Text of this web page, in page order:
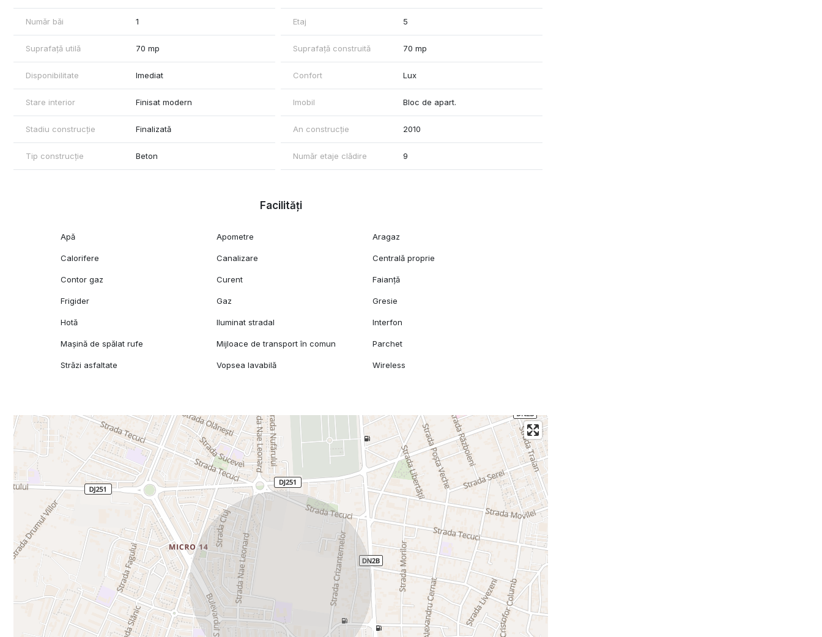
Număr băi 1 Etaj 5
Suprafață utilă 70 mp Suprafață construită 70 mp
Disponibilitate Imediat Confort Lux
Stare interior Finisat modern Imobil Bloc de apart.
Stadiu construcție Finalizată An construcție 2010
Tip construcție Beton Număr etaje clădire 9
Facilități
Apă Apometre Aragaz
Calorifere Canalizare Centrală proprie
Contor gaz Curent Faianță
Frigider Gaz Gresie
Hotă Iluminat stradal Interfon
Mașină de spălat rufe Mijloace de transport în comun Parchet
Străzi asfaltate Vopsea lavabilă Wireless